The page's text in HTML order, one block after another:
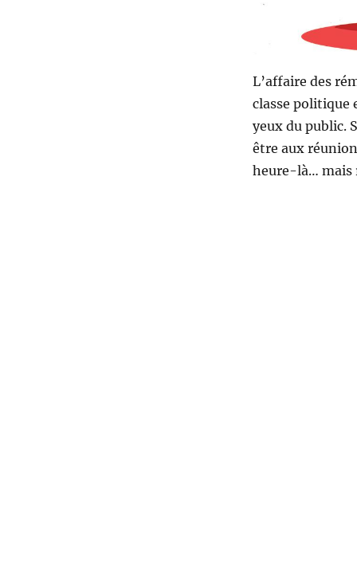
L’affaire des
classe politique
yeux du public.
être aux
heure-là… mais